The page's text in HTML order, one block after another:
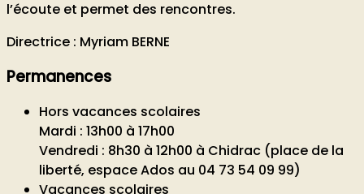
l’écoute et permet des rencontres.
Directrice : Myriam BERNE
Permanences
Hors vacances scolaires
Mardi : 13h00 à 17h00
Vendredi : 8h30 à 12h00 à Chidrac (place de la
liberté, espace Ados au 04 73 54 09 99)
Vacances scolaires